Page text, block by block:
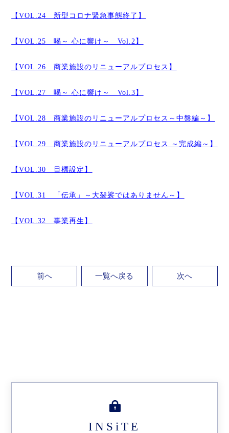
【VOL.24 新型コロナ緊急事態終了】
【VOL.25 喝～ 心に響け～ Vol.2】
【VOL.26 商業施設のリニューアルプロセス】
【VOL.27 喝～ 心に響け～ Vol.3】
【VOL.28 商業施設のリニューアルプロセス～中盤編～】
【VOL.29 商業施設のリニューアルプロセス ～完成編～】
【VOL.30 目標設定】
【VOL.31 「伝承」～大袈裟ではありません～】
【VOL.32 事業再生】
前へ 一覧へ戻る 次へ
INSiTE